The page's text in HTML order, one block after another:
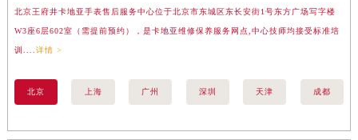
北京王府井卡地亚手表售后服务中心位于北京市东城区东长安街1号东方广场写字楼
W3座6层602室（需提前预约），是卡地亚维修保养服务网点,中心技师均接受标准培
训.... 详情 >
北京 上海 广州 深圳 天津 成都